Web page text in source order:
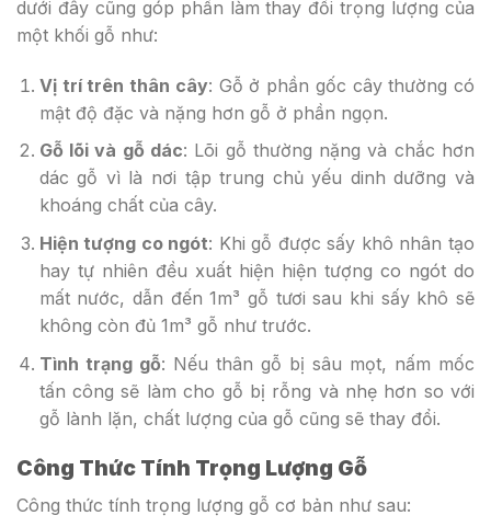
dưới đây cũng góp phần làm thay đổi trọng lượng của
một khối gỗ như:
Vị trí trên thân cây: Gỗ ở phần gốc cây thường có
mật độ đặc và nặng hơn gỗ ở phần ngọn.
Gỗ lõi và gỗ dác: Lõi gỗ thường nặng và chắc hơn
dác gỗ vì là nơi tập trung chủ yếu dinh dưỡng và
khoáng chất của cây.
Hiện tượng co ngót: Khi gỗ được sấy khô nhân tạo
hay tự nhiên đều xuất hiện hiện tượng co ngót do
mất nước, dẫn đến 1m³ gỗ tươi sau khi sấy khô sẽ
không còn đủ 1m³ gỗ như trước.
Tình trạng gỗ: Nếu thân gỗ bị sâu mọt, nấm mốc
tấn công sẽ làm cho gỗ bị rỗng và nhẹ hơn so với
gỗ lành lặn, chất lượng của gỗ cũng sẽ thay đổi.
Công Thức Tính Trọng Lượng Gỗ
Công thức tính trọng lượng gỗ cơ bản như sau: